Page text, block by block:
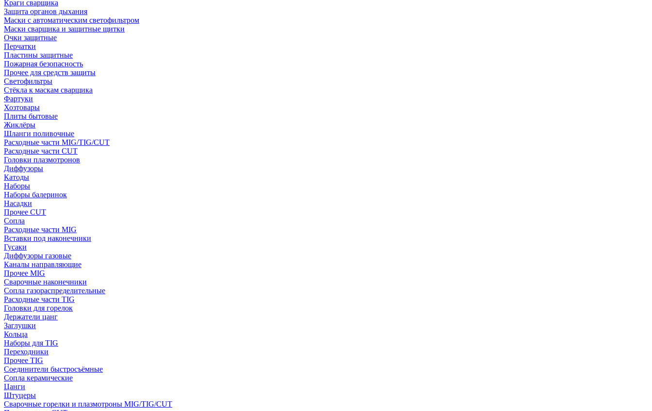
Краги сварщика
Защита органов дыхания
Маски с автоматическим светофильтром
Маски сварщика и защитные щитки
Очки защитные
Перчатки
Пластины защитные
Пожарная безопасность
Прочее для средств защиты
Светофильтры
Стёкла к маскам сварщика
Фартуки
Хозтовары
Плиты бытовые
Жиклёры
Шланги поливочные
Расходные части MIG/TIG/CUT
Расходные части CUT
Головки плазмотронов
Диффузоры
Катоды
Наборы
Наборы балеринок
Насадки
Прочее CUT
Сопла
Расходные части MIG
Вставки под наконечники
Гусаки
Диффузоры газовые
Каналы направляющие
Прочее MIG
Сварочные наконечники
Сопла газораспределительные
Расходные части TIG
Головки для горелок
Держатели цанг
Заглушки
Кольца
Наборы для TIG
Переходники
Прочее TIG
Соединители быстросъёмные
Сопла керамические
Цанги
Штуцеры
Сварочные горелки и плазмотроны MIG/TIG/CUT